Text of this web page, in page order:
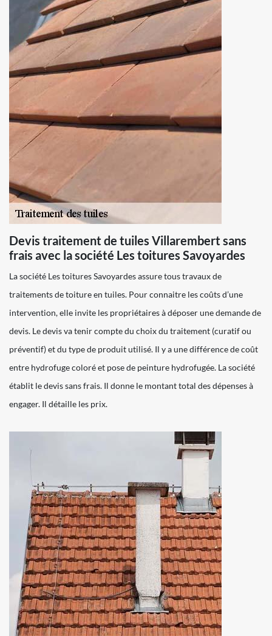
Devis traitement de tuiles Villarembert sans
frais avec la société Les toitures Savoyardes
La société Les toitures Savoyardes assure tous travaux de
traitements de toiture en tuiles. Pour connaitre les coûts d’une
intervention, elle invite les propriétaires à déposer une demande de
devis. Le devis va tenir compte du choix du traitement (curatif ou
préventif) et du type de produit utilisé. Il y a une différence de coût
entre hydrofuge coloré et pose de peinture hydrofugée. La société
établit le devis sans frais. Il donne le montant total des dépenses à
engager. Il détaille les prix.